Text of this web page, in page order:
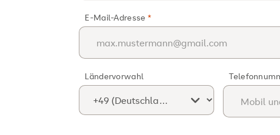
E-Mail-Adresse
Ländervorwahl